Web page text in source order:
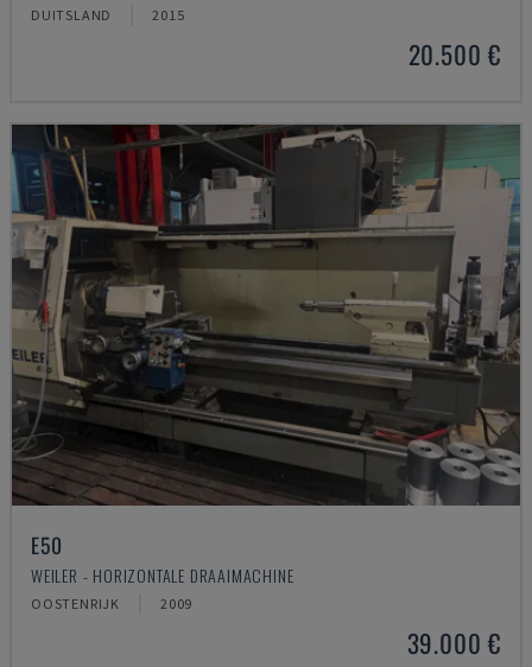
DUITSLAND 2015
20.500 €
E50
WEILER - HORIZONTALE DRAAIMACHINE
OOSTENRIJK 2009
39.000 €